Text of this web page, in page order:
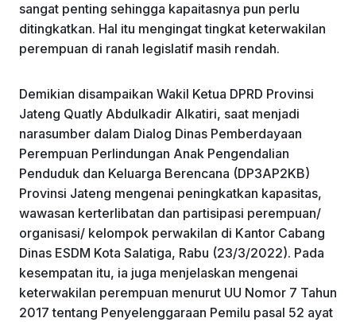
sangat penting sehingga kapaitasnya pun perlu
ditingkatkan. Hal itu mengingat tingkat keterwakilan
perempuan di ranah legislatif masih rendah.
Demikian disampaikan Wakil Ketua DPRD Provinsi
Jateng Quatly Abdulkadir Alkatiri, saat menjadi
narasumber dalam Dialog Dinas Pemberdayaan
Perempuan Perlindungan Anak Pengendalian
Penduduk dan Keluarga Berencana (DP3AP2KB)
Provinsi Jateng mengenai peningkatkan kapasitas,
wawasan kerterlibatan dan partisipasi perempuan/
organisasi/ kelompok perwakilan di Kantor Cabang
Dinas ESDM Kota Salatiga, Rabu (23/3/2022). Pada
kesempatan itu, ia juga menjelaskan mengenai
keterwakilan perempuan menurut UU Nomor 7 Tahun
2017 tentang Penyelenggaraan Pemilu pasal 52 ayat